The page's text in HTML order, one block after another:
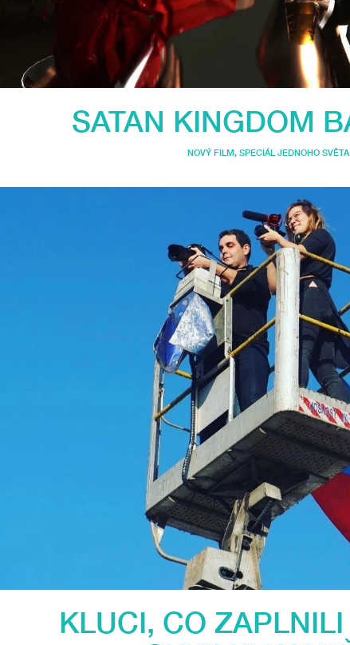
SATAN KINGDOM
NOVÝ FILM, SPECIÁL JEDNOHO SVĚTA
KLUCI, CO